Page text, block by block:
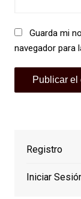
Guarda mi
navegador para
Registro
Iniciar